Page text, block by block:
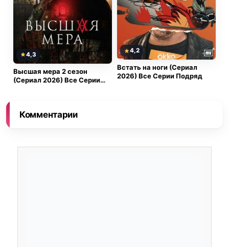
4,3
Высшая мера 2 сезон
(Сериал 2026) Все Серии
4,2
Встать на ноги (Сериал
2026) Все Серии Подряд
Комментарии